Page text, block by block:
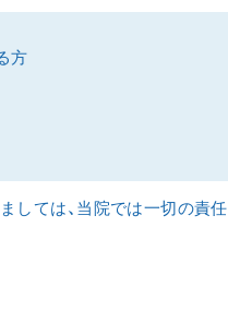
方
ては、当院では一切の責